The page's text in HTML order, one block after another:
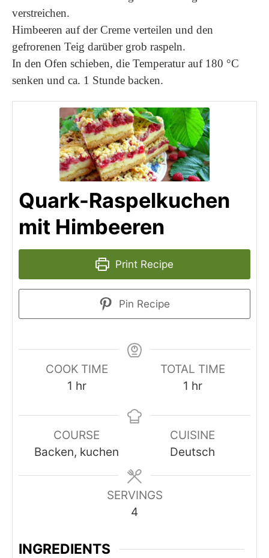
verstreichen.
Himbeeren auf der Creme verteilen und den
gefrorenen Teig darüber grob raspeln.
In den Ofen schieben, die Temperatur auf 180 °C
senken und ca. 1 Stunde backen.
Quark-Raspelkuchen
mit Himbeeren
Print Recipe
Pin Recipe
COOK TIME
1 hour
hr
TOTAL TIME
1 hour
hr
COURSE
Backen, kuchen
CUISINE
Deutsch
SERVINGS
4
INGREDIENTS